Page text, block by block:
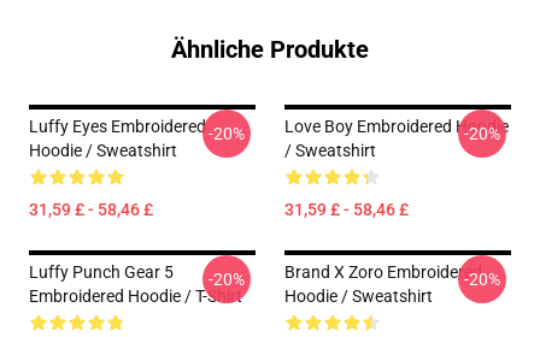
Ähnliche Produkte
Luffy Eyes Embroidered
Hoodie / Sweatshirt
31,59 £ - 58,46 £
-20%
Love Boy Embroidered Hoodie
/ Sweatshirt
31,59 £ - 58,46 £
-20%
Luffy Punch Gear 5
Embroidered Hoodie / T-Shirt
-20%
Brand X Zoro Embroidered
Hoodie / Sweatshirt
-20%